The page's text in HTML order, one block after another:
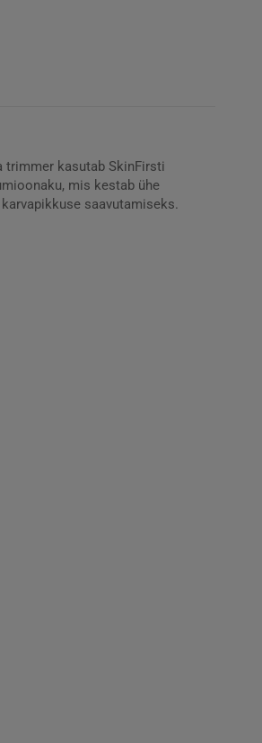
trimmer kasutab SkinFirsti
mis kestab ühe
saavutamiseks.